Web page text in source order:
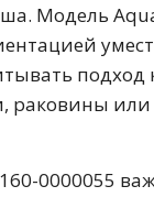
Модель
подход
раковины
0000055